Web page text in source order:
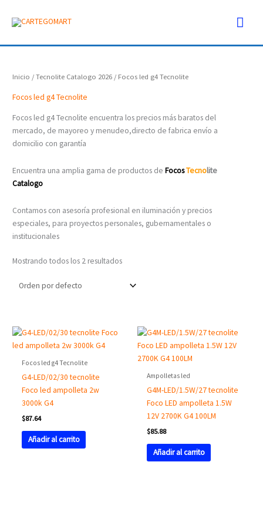
Inicio /Tecnolite Catalogo 2026 / Focos led g4 Tecnolite
Focos led g4 Tecnolite
Focos led g4 Tecnolite encuentra los precios más baratos del
mercado, de mayoreo y menudeo,directo de fabrica envío a
domicilio con garantía
Encuentra una amplia gama de productos deFocosTecnolite
Catalogo
Contamos con asesoría profesional en iluminación y precios
especiales, para proyectos personales, gubernamentales o
institucionales
Mostrando todos los 2 resultados
Focos led g4 Tecnolite
G4-LED/02/30 tecnolite
Foco led ampolleta 2w
3000k G4
$87.64
Añadir al carrito
Ampolletas led
G4M-LED/1.5W/27 tecnolite
Foco LED ampolleta 1.5W
12V 2700K G4 100LM
$85.88
Añadir al carrito